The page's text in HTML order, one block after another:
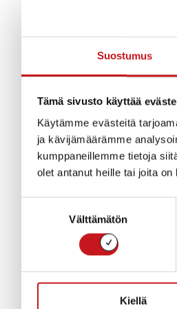
Suostumus
Tämä sivusto käyttää
Käytämme evästeitä
ja kävijämäärämme
kumppaneillemme tietoja
olet antanut heille tai joita
Välttämätön
Kiellä
Jos huomaat,
2. Levitä iloa ja
ilahduttaa
kirjoita kortti
jonka kanssa et
Jos haluat
merkitä paljon